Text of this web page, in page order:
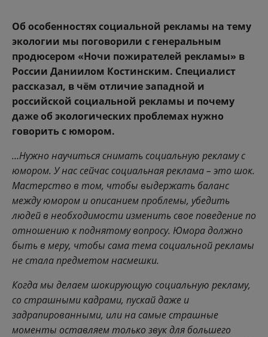
Об особенностях социальной рекламы на тему
экологии мы поговорили с генеральным
продюсером «Ночи пожирателей рекламы» в
России Даниилом Костинским. Специалист
рассказал, в чём отличие западной и
российской социальной рекламы и почему
даже об экологических проблемах нужно
говорить с юмором.
…Нужно научиться снимать социальную рекламу с
юмором. У нас сейчас социальная реклама – это шок.
Мастерство в том, чтобы выдержать баланс
между юмором и описанием проблемы, убедить
людей в необходимости изменить свое поведение по
отношению к поднятому вопросу. Юмора должно
быть в меру, чтобы сама тема социальной рекламы
не стала предметом насмешки.
Когда мы делаем шокирующую социальную рекламу,
со страшными кадрами, пускай даже и
задрапированными, или на самые страшные
моменты оставляем только звук для большего